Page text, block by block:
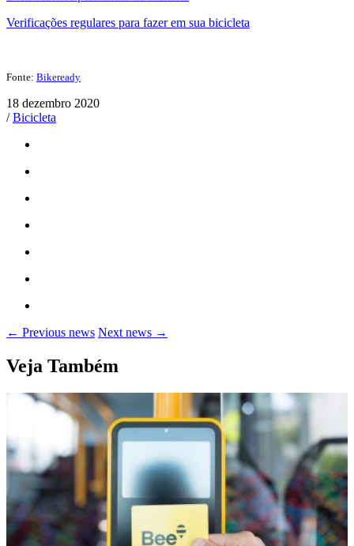
Verificações regulares para fazer em sua bicicleta
Fonte: Bikeready
18 dezembro 2020
/ Bicicleta
← Previous news Next news →
Veja Também